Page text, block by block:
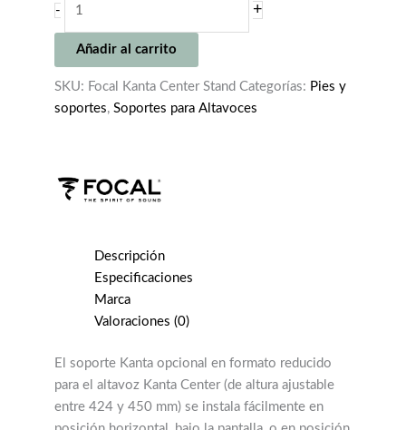
-
CENTER
cantidad
+
Añadir al carrito
SKU: Focal Kanta Center Stand Categorías: Pies y
soportes, Soportes para Altavoces
Descripción
Especificaciones
Marca
Valoraciones (0)
El soporte Kanta opcional en formato reducido
para el altavoz Kanta Center (de altura ajustable
entre 424 y 450 mm) se instala fácilmente en